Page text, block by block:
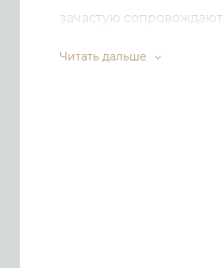
зачастую
прямо на нашем сайте,
Читать дальше